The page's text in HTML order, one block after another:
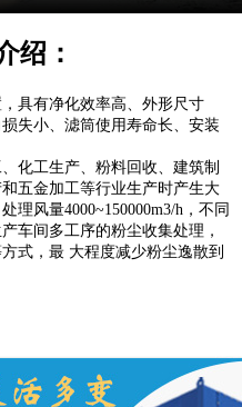
绍：
具有净化效率高、外形尺寸
失小、滤筒使用寿命长、安装
化工生产、粉料回收、建筑制
五金加工等行业生产时产生大
理风量4000~150000m3/h，不同
车间多工序的粉尘收集处理，
式，最 大程度减少粉尘逸散到